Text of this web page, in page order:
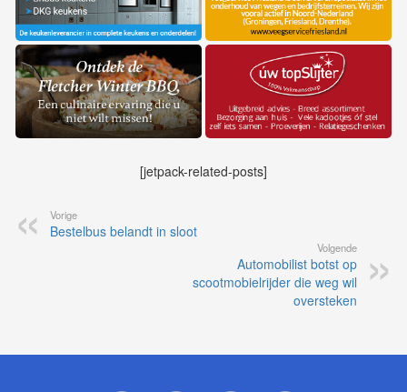
[jetpack-related-posts]
Vorige
Bestelbus belandt in sloot
Volgende
Automobilist botst op
scootmobielrijder die weg wil
oversteken